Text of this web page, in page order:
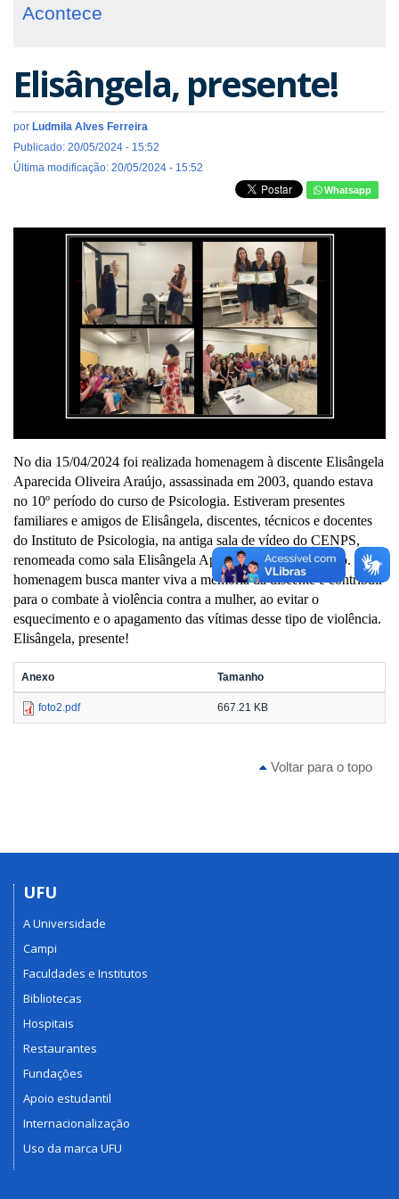
Acontece
Elisângela, presente!
por Ludmila Alves Ferreira
Publicado: 20/05/2024 - 15:52
Última modificação: 20/05/2024 - 15:52
Whatsapp
No dia 15/04/2024 foi realizada homenagem à discente Elisângela
Aparecida Oliveira Araújo, assassinada em 2003, quando estava
no 10º período do curso de Psicologia. Estiveram presentes
familiares e amigos de Elisângela, discentes, técnicos e docentes
do Instituto de Psicologia, na antiga sala de vídeo do CENPS,
renomeada como sala Elisângela Aparecida Oliveira Araújo. Esta
homenagem busca manter viva a memória da discente e contribuir
para o combate à violência contra a mulher, ao evitar o
esquecimento e o apagamento das vítimas desse tipo de violência.
Elisângela, presente!
Anexo Tamanho
foto2.pdf 667.21 KB
Voltar para o topo
UFU
A Universidade
Campi
Faculdades e Institutos
Bibliotecas
Hospitais
Restaurantes
Fundações
Apoio estudantil
Internacionalização
Uso da marca UFU